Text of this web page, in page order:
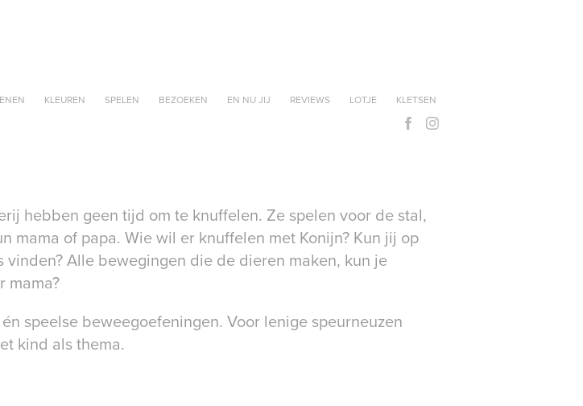
KLEUREN SPELEN BEZOEKEN EN NU JIJ REVIEWS LOTJE KLETSEN
hebben geen tijd om te knuffelen. Ze spelen voor de stal,
mama of papa. Wie wil er knuffelen met Konijn? Kun jij op
Alle bewegingen die de dieren maken, kun je
mama?
speelse beweegoefeningen. Voor lenige speurneuzen
kind als thema.